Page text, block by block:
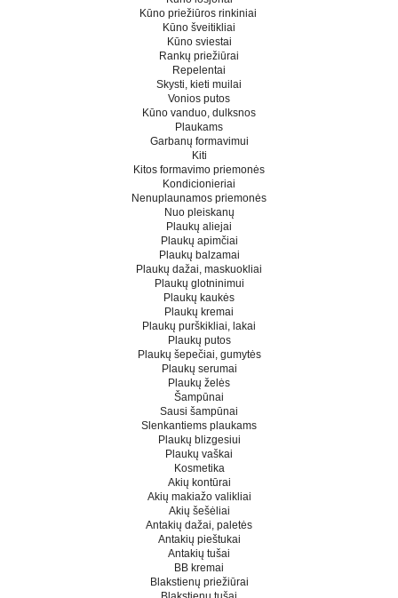
Kūno priežiūros rinkiniai
Kūno šveitikliai
Kūno sviestai
Rankų priežiūrai
Repelentai
Skysti, kieti muilai
Vonios putos
Kūno vanduo, dulksnos
Plaukams
Garbanų formavimui
Kiti
Kitos formavimo priemonės
Kondicionieriai
Nenuplaunamos priemonės
Nuo pleiskanų
Plaukų aliejai
Plaukų apimčiai
Plaukų balzamai
Plaukų dažai, maskuokliai
Plaukų glotninimui
Plaukų kaukės
Plaukų kremai
Plaukų purškikliai, lakai
Plaukų putos
Plaukų šepečiai, gumytės
Plaukų serumai
Plaukų želės
Šampūnai
Sausi šampūnai
Slenkantiems plaukams
Plaukų blizgesiui
Plaukų vaškai
Kosmetika
Akių kontūrai
Akių makiažo valikliai
Akių šešėliai
Antakių dažai, paletės
Antakių pieštukai
Antakių tušai
BB kremai
Blakstienų priežiūrai